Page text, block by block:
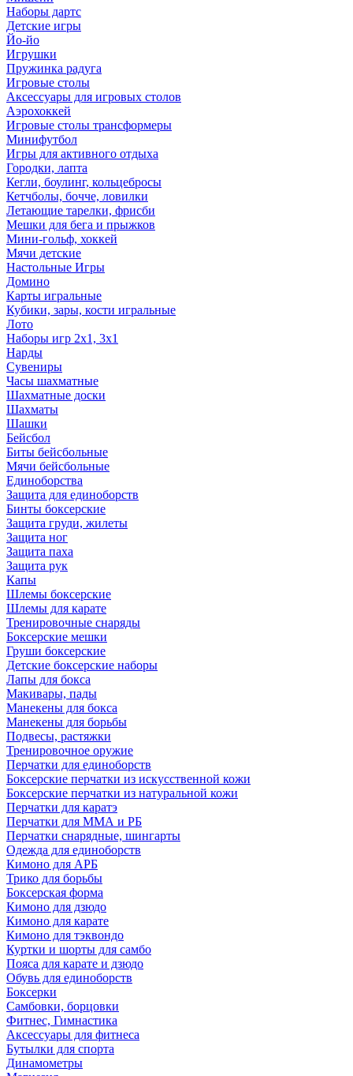
Наборы дартс
Детские игры
Йо-йо
Игрушки
Пружинка радуга
Игровые столы
Аксессуары для игровых столов
Аэрохоккей
Игровые столы трансформеры
Минифутбол
Игры для активного отдыха
Городки, лапта
Кегли, боулинг, кольцебросы
Кетчболы, бочче, ловилки
Летающие тарелки, фрисби
Мешки для бега и прыжков
Мини-гольф, хоккей
Мячи детские
Настольные Игры
Домино
Карты игральные
Кубики, зары, кости игральные
Лото
Наборы игр 2х1, 3х1
Нарды
Сувениры
Часы шахматные
Шахматные доски
Шахматы
Шашки
Бейсбол
Биты бейсбольные
Мячи бейсбольные
Единоборства
Защита для единоборств
Бинты боксерские
Защита груди, жилеты
Защита ног
Защита паха
Защита рук
Капы
Шлемы боксерские
Шлемы для карате
Тренировочные снаряды
Боксерские мешки
Груши боксерские
Детские боксерские наборы
Лапы для бокса
Макивары, пады
Манекены для бокса
Манекены для борьбы
Подвесы, растяжки
Тренировочное оружие
Перчатки для единоборств
Боксерские перчатки из искусственной кожи
Боксерские перчатки из натуральной кожи
Перчатки для каратэ
Перчатки для ММА и РБ
Перчатки снарядные, шингарты
Одежда для единоборств
Кимоно для АРБ
Трико для борьбы
Боксерская форма
Кимоно для дзюдо
Кимоно для карате
Кимоно для тэквондо
Куртки и шорты для самбо
Пояса для карате и дзюдо
Обувь для единоборств
Боксерки
Самбовки, борцовки
Фитнес, Гимнастика
Аксессуары для фитнеса
Бутылки для спорта
Динамометры